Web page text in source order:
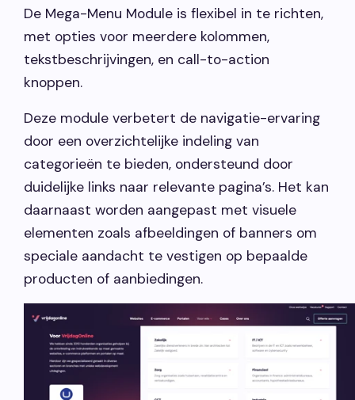
De Mega-Menu Module is flexibel in te richten,
met opties voor meerdere kolommen,
tekstbeschrijvingen, en call-to-action
knoppen.
Deze module verbetert de navigatie-ervaring
door een overzichtelijke indeling van
categorieën te bieden, ondersteund door
duidelijke links naar relevante pagina’s. Het kan
daarnaast worden aangepast met visuele
elementen zoals afbeeldingen of banners om
speciale aandacht te vestigen op bepaalde
producten of aanbiedingen.